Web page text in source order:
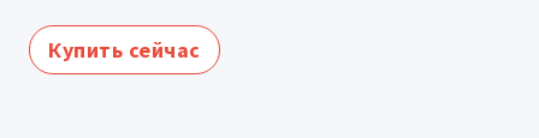
Купить сейчас